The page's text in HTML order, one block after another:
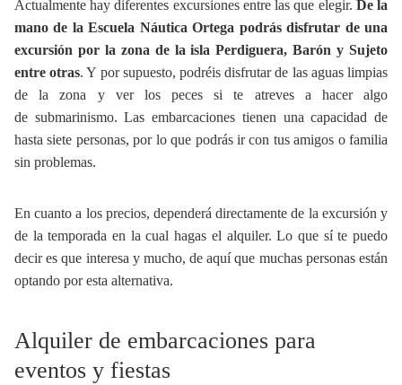
Actualmente hay diferentes excursiones entre las que elegir. De la
mano de la Escuela Náutica Ortega podrás disfrutar de una
excursión por la zona de la isla Perdiguera, Barón y Sujeto
entre otras. Y por supuesto, podréis disfrutar de las aguas limpias
de la zona y ver los peces si te atreves a hacer algo
de submarinismo. Las embarcaciones tienen una capacidad de
hasta siete personas, por lo que podrás ir con tus amigos o familia
sin problemas.
En cuanto a los precios, dependerá directamente de la excursión y
de la temporada en la cual hagas el alquiler. Lo que sí te puedo
decir es que interesa y mucho, de aquí que muchas personas están
optando por esta alternativa.
Alquiler de embarcaciones para
eventos y fiestas